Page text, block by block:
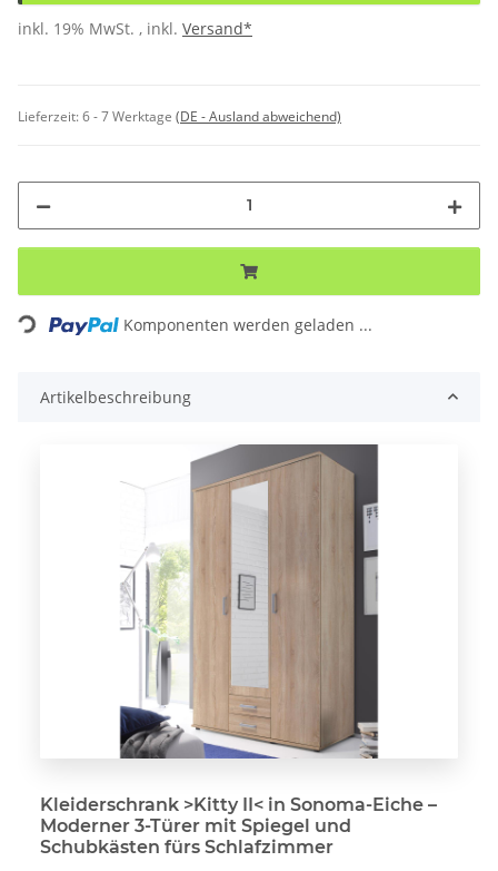
inkl. 19% MwSt. , inkl. Versand*
Lieferzeit:6 - 7 Werktage (DE - Ausland abweichend)
Komponenten werden geladen ...
Artikelbeschreibung
Kleiderschrank >Kitty II< in Sonoma-Eiche –
Moderner 3-Türer mit Spiegel und
Schubkästen fürs Schlafzimmer